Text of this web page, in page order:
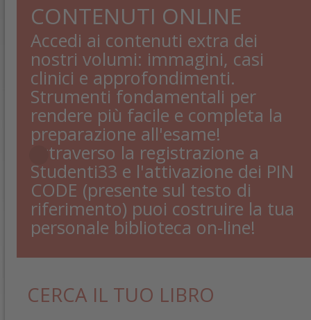
CONTENUTI ONLINE
Accedi ai contenuti extra dei
nostri volumi: immagini, casi
clinici e approfondimenti.
Strumenti fondamentali per
rendere più facile e completa la
preparazione all'esame!
Attraverso la registrazione a
Studenti33 e l'attivazione dei PIN
CODE (presente sul testo di
riferimento) puoi costruire la tua
personale biblioteca on-line!
CERCA IL TUO LIBRO